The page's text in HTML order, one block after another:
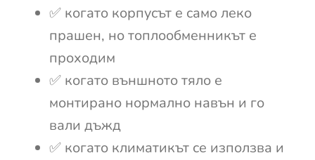
✅ когато корпусът е само леко
прашен, но топлообменникът е
проходим
✅ когато външното тяло е
монтирано нормално навън и го
вали дъжд
✅ когато климатикът се използва и